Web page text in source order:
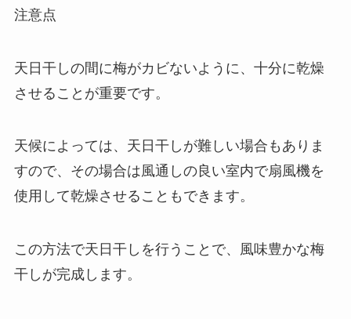
注意点
天日干しの間に梅がカビないように、十分に乾燥
させることが重要です。
天候によっては、天日干しが難しい場合もありま
すので、その場合は風通しの良い室内で扇風機を
使用して乾燥させることもできます。
この方法で天日干しを行うことで、風味豊かな梅
干しが完成します。